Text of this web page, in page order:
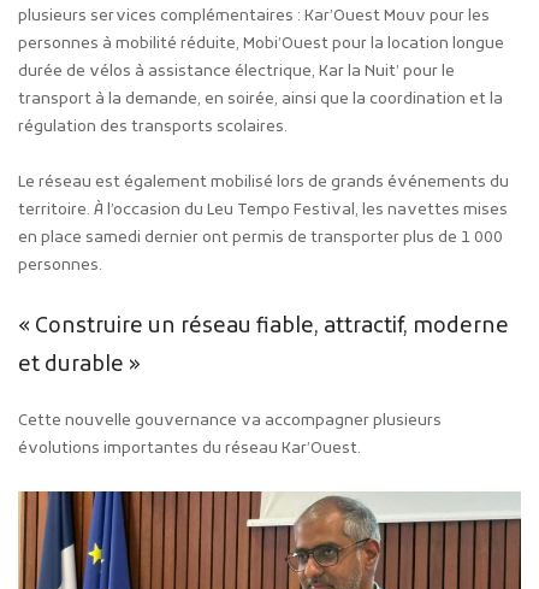
plusieurs services complémentaires : Kar’Ouest Mouv pour les
personnes à mobilité réduite, Mobi’Ouest pour la location longue
durée de vélos à assistance électrique, Kar la Nuit’ pour le
transport à la demande, en soirée, ainsi que la coordination et la
régulation des transports scolaires.
Le réseau est également mobilisé lors de grands événements du
territoire. À l’occasion du Leu Tempo Festival, les navettes mises
en place samedi dernier ont permis de transporter plus de 1 000
personnes.
« Construire un réseau fiable, attractif, moderne
et durable »
Cette nouvelle gouvernance va accompagner plusieurs
évolutions importantes du réseau Kar’Ouest.